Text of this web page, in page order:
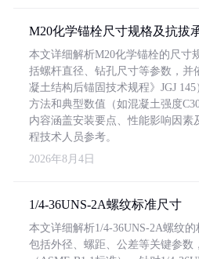
M20化学锚栓尺寸规格及抗拔
本文详细解析M20化学锚栓的尺寸
括螺杆直径、钻孔尺寸等参数，并
凝土结构后锚固技术规程》JGJ
方法和典型数值（如混凝土强度
内容涵盖安装要点、性能影响因素
程技术人员参考。
2026年8月4日
1/4-36UNS-2A螺纹标准尺寸
本文详细解析1/4-36UNS-2A螺纹的
包括外径、螺距、公差等关键参数